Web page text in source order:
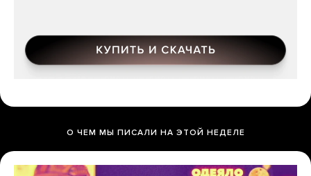
О ЧЕМ МЫ ПИСАЛИ НА ЭТОЙ НЕДЕЛЕ